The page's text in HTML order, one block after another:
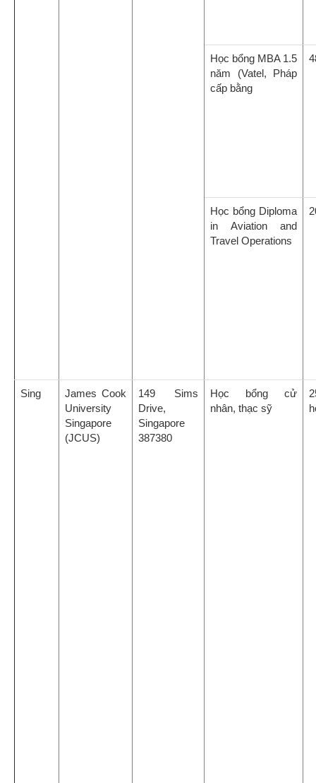
Học bổng MBA 1.5
năm (Vatel, Pháp
cấp bằng
Học bổng Diploma
in Aviation and
Travel Operations
Sing
James Cook
University
Singapore
(JCUS)
149 Sims
Drive,
Singapore
387380
Học bổng cử
nhân, thạc sỹ